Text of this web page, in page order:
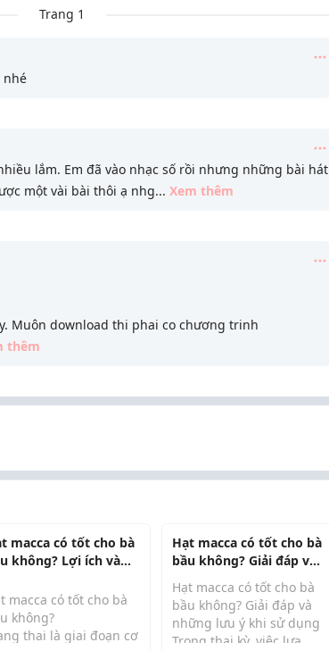
Trang 1
nhé
lắm. Em đã vào nhạc số rồi nhưng những bài hát
một vài bài thôi ạ nhg... Xem thêm
Muôn download thi phai co chương trinh
thêm
macca có tốt cho bà
không? Lợi ích và
macca có tốt cho bà
không?
thai là giai đoạn cơ
Hạt macca có tốt cho bà
bầu không? Giải đáp và
những lưu ý khi sử
dụng
Hạt macca có tốt cho bà
bầu không? Giải đáp và
những lưu ý khi sử dụng
Trong thai kỳ, việc lựa